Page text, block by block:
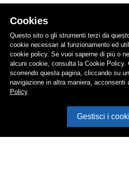
Cookies
Questo sito o gli strumenti terzi da
cookie necessari al funzionamento ed
cookie policy. Se vuoi saperne di più o
alcuni cookie, consulta la Cookie Policy.
scorrendo questa pagina, cliccando su
navigazione in altra maniera, acconsenti
Policy
Gestisci i